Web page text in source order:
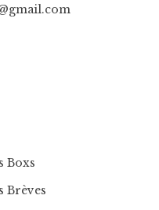
Boxs
Brèves